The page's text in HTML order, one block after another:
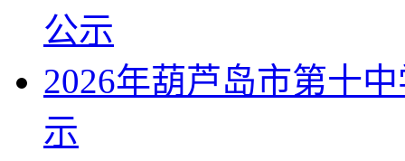
公示
2026年葫芦岛市第十
示